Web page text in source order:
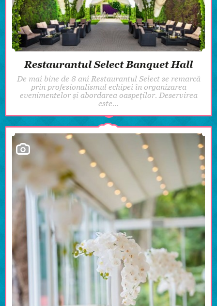
Restaurantul Select Banquet Hall
De mai bine de 8 ani Restaurantul Select se remarcă
prin profesionalismul echipei în organizarea
evenimentelor și abordarea oaspeților. Deservirea
este…